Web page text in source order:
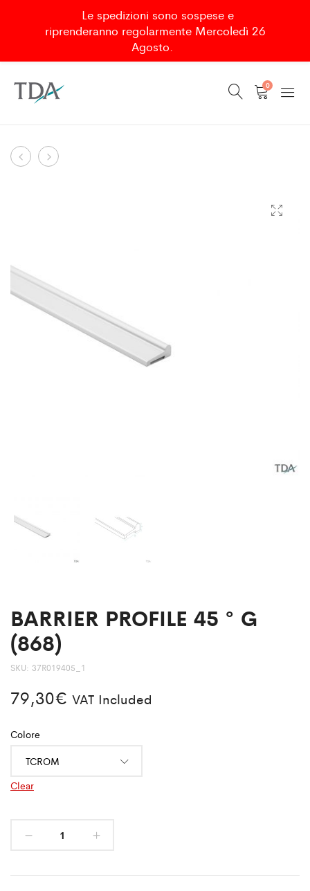
0
Product
DADOMAXI
AMBROGIO
BARRIER PROFILE 45 ° G
(868)
SKU: 37R019405_1
79,30€ VAT Included
Colore
Clear
Le spedizioni sono sospese e
riprenderanno regolarmente Mercoledì 26
Agosto.